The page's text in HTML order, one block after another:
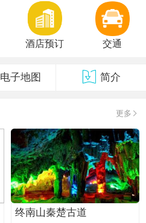
酒店预订 交通
电子地图 简介
更多
终南山秦楚古道